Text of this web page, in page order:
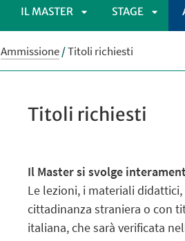
IL MASTER
APRI
STAGE
Ammissione/Titoli richiesti
Titoli richiesti
Il Master si svolge
Le lezioni, i materiali
cittadinanza straniera o con
italiana, che sarà verificata